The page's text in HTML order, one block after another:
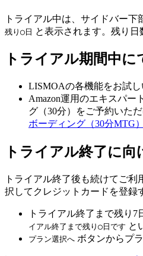
トライアル中は、サイドバー下
残り◯日 と表示されます。残り日
トライアル期間中に
LISMOAの各機能をお試
Amazon運用のエキスパー
グ（30分）をご予約いた
ボーディング（30分MTG
トライアル終了に向
トライアル終了後も続けてご
択してクレジットカードを登録
トライアル終了まで残り
イアル終了まで残り◯日です と
プラン選択へ ボタンからプ